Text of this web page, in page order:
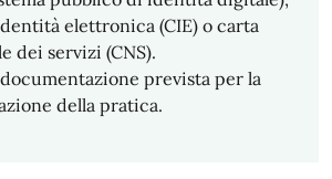
elettronica (CIE) o carta
dei servizi (CNS).
prevista per la
della pratica.